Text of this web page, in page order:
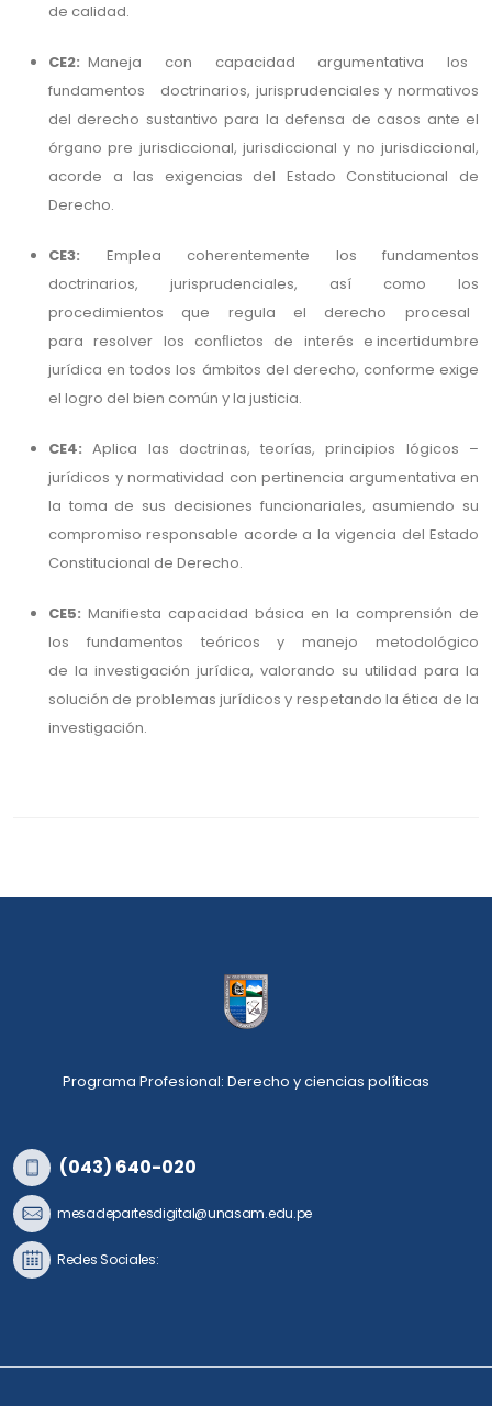
de calidad.
CE2: Maneja con capacidad argumentativa los
fundamentos doctrinarios, jurisprudenciales y normativos
del derecho sustantivo para la defensa de casos ante el
órgano pre jurisdiccional, jurisdiccional y no jurisdiccional,
acorde a las exigencias del Estado Constitucional de
Derecho.
CE3: Emplea coherentemente los fundamentos
doctrinarios, jurisprudenciales, así como los
procedimientos que regula el derecho procesal
para resolver los conﬂictos de interés e incertidumbre
jurídica en todos los ámbitos del derecho, conforme exige
el logro del bien común y la justicia.
CE4: Aplica las doctrinas, teorías, principios lógicos –
jurídicos y normatividad con pertinencia argumentativa en
la toma de sus decisiones funcionariales, asumiendo su
compromiso responsable acorde a la vigencia del Estado
Constitucional de Derecho.
CE5: Manifiesta capacidad básica en la comprensión de
los fundamentos teóricos y manejo metodológico
de la investigación jurídica, valorando su utilidad para la
solución de problemas jurídicos y respetando la ética de la
investigación.
Programa Profesional: Derecho y ciencias políticas
(043) 640-020
mesadepartesdigital@unasam.edu.pe
Redes Sociales: